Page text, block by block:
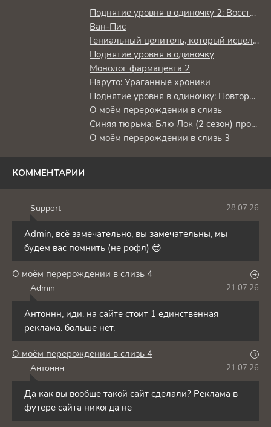
Поднятие уровня в одиночку 2: Восстаньте из тени
Ван-Пис
Гениальный целитель, который исцелял в одно мгновение, но был изгнан как бесполезный, теперь наслаждается жизнью в качестве тёмного целителя
Поднятие уровня в одиночку
Монолог фармацевта 2
Наруто: Ураганные хроники
Поднятие уровня в одиночку: Повторное пробуждение
О моём перерождении в слизь
Синяя тюрьма: Блю Лок (2 сезон) против юношеской сборной Японии
О моём перерождении в слизь 3
КОММЕНТАРИИ
Support 28.07.26
Admin, всё замечательно, вы замечательны, мы
будем вас помнить (не рофл) 😎
О моём перерождении в слизь 4
Admin 21.07.26
Антоннн, иди. на сайте стоит 1 единственная
реклама. больше нет.
О моём перерождении в слизь 4
Антоннн 21.07.26
Да как вы вообще такой сайт сделали? Реклама в
футере сайта никогда не